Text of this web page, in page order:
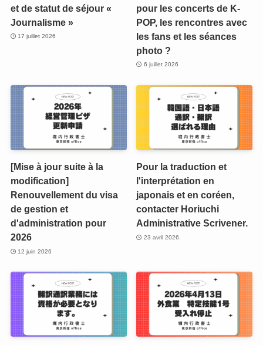
et de statut de séjour «
Journalisme »
17 juillet 2026
pour les concerts de K-
POP, les rencontres avec
les fans et les séances
photo ?
6 juillet 2026
[Mise à jour suite à la
modification]
Renouvellement du visa
de gestion et
d'administration pour
2026
12 juin 2026
Pour la traduction et
l'interprétation en
japonais et en coréen,
contacter Horiuchi
Administrative Scrivener.
23 avril 2026.